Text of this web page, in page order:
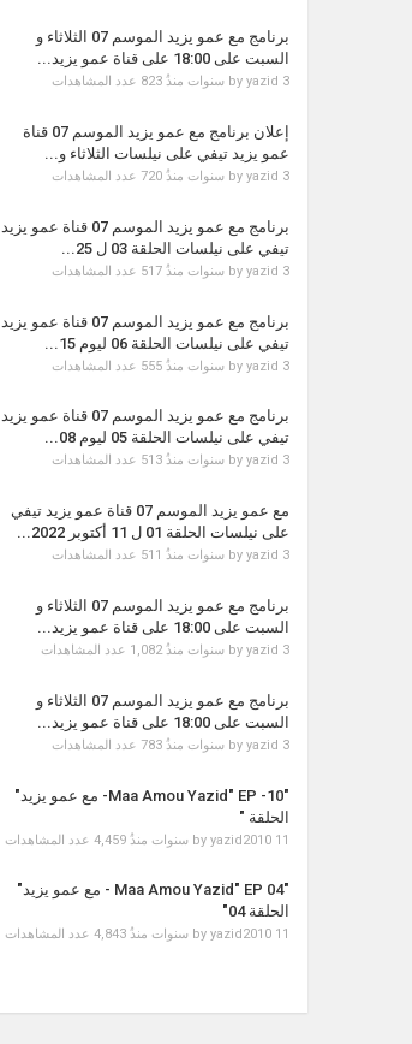
برنامج مع عمو يزيد الموسم 07 الثلاثاء و
السبت على 18:00 على قناة عمو يزيد...
by yazid 3 سنوات منذُ 823 عدد المشاهدات
إعلان برنامج مع عمو يزيد الموسم 07 قناة
عمو يزيد تيفي على نيلسات الثلاثاء و...
by yazid 3 سنوات منذُ 720 عدد المشاهدات
برنامج مع عمو يزيد الموسم 07 قناة عمو يزيد
تيفي على نيلسات الحلقة 03 ل 25...
by yazid 3 سنوات منذُ 517 عدد المشاهدات
برنامج مع عمو يزيد الموسم 07 قناة عمو يزيد
تيفي على نيلسات الحلقة 06 ليوم 15...
by yazid 3 سنوات منذُ 555 عدد المشاهدات
برنامج مع عمو يزيد الموسم 07 قناة عمو يزيد
تيفي على نيلسات الحلقة 05 ليوم 08...
by yazid 3 سنوات منذُ 513 عدد المشاهدات
مع عمو يزيد الموسم 07 قناة عمو يزيد تيفي
على نيلسات الحلقة 01 ل 11 أكتوبر 2022...
by yazid 3 سنوات منذُ 511 عدد المشاهدات
برنامج مع عمو يزيد الموسم 07 الثلاثاء و
السبت على 18:00 على قناة عمو يزيد...
by yazid 3 سنوات منذُ 1,082 عدد المشاهدات
برنامج مع عمو يزيد الموسم 07 الثلاثاء و
السبت على 18:00 على قناة عمو يزيد...
by yazid 3 سنوات منذُ 783 عدد المشاهدات
"Maa Amou Yazid" EP -10- مع عمو يزيد"
الحلقة "
by yazid2010 11 سنوات منذُ 4,459 عدد المشاهدات
"Maa Amou Yazid" EP 04 - مع عمو يزيد"
الحلقة 04"
by yazid2010 11 سنوات منذُ 4,843 عدد المشاهدات